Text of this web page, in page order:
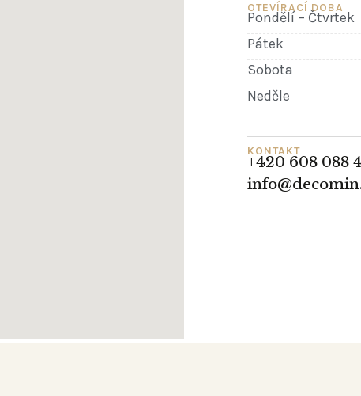
OTEVÍRACÍ DOBA
Pondělí – Čtvrtek
Pátek
Sobota
Neděle
KONTAKT
+420 608 088